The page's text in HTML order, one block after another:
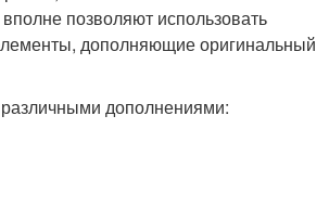
позволяют использовать
дополняющие оригинальный
дополнениями: